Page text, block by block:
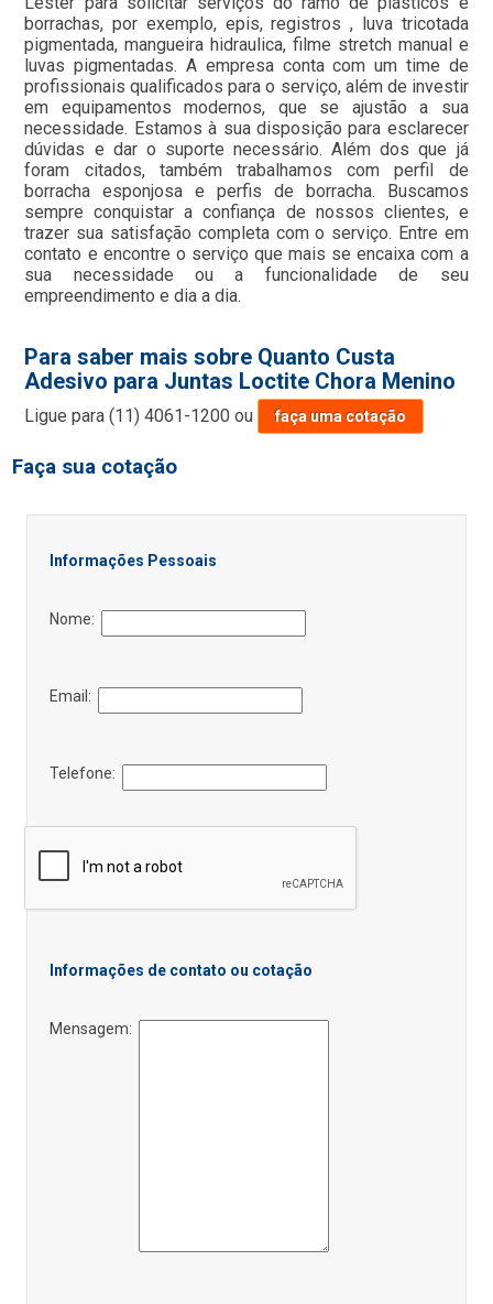
borrachas, por exemplo, epis, registros , luva tricotada
pigmentada, mangueira hidraulica, filme stretch manual e
luvas pigmentadas. A empresa conta com um time de
profissionais qualificados para o serviço, além de investir
em equipamentos modernos, que se ajustão a sua
necessidade. Estamos à sua disposição para esclarecer
dúvidas e dar o suporte necessário. Além dos que já
foram citados, também trabalhamos com perfil de
borracha esponjosa e perfis de borracha. Buscamos
sempre conquistar a confiança de nossos clientes, e
trazer sua satisfação completa com o serviço. Entre em
contato e encontre o serviço que mais se encaixa com a
sua necessidade ou a funcionalidade de seu
empreendimento e dia a dia.
Para saber mais sobre Quanto Custa
Adesivo para Juntas Loctite Chora Menino
Ligue para(11) 4061-1200 ou faça uma cotação
Faça sua cotação
Informações Pessoais
Nome:
Email:
Telefone:
Informações de contato ou cotação
Mensagem: